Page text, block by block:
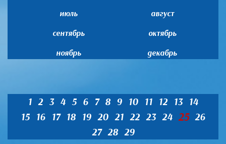
июль август
сентябрь октябрь
ноябрь декабрь
1 2 3 4 5 6 7 8 9 10 11 12 13 14
15 16 17 18 19 20 21 22 23 24 25 26
27 28 29